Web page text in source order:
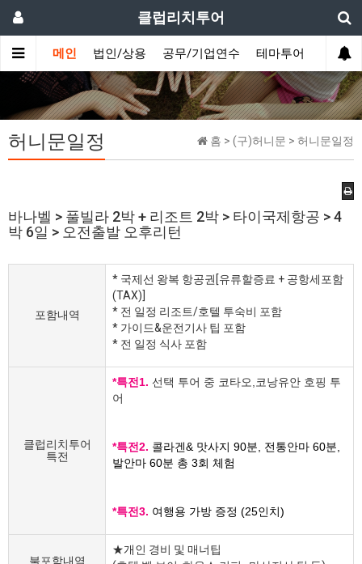
클럽리치투어
메인 법인/상용 공무/기업연수 테마투어 데이투
홈 > (구)허니문 > 허니문일정
허니문일정
바나벨 > 풀빌라 2박 + 리조트 2박 > 타이국제항공 > 4
박 6일 > 오전출발 오후리턴
포함내역
* 국제선 왕복 항공권[유류할증료 + 공항세포함
(TAX)]
* 전 일정 리조트/호텔 투숙비 포함
* 가이드&운전기사 팁 포함
* 전 일정 식사 포함​
클럽리치투어
특전
*특전1. 선택 투어 중 코타오,코낭유안 호핑 투
어
*특전2. 콜라겐& 맛사지 90분, 전통안마 60분,
발안마 60분 총 3회 체험
*특전3. 여행용 가방 증정 (25인치)
불포함내역
★개인 경비 및 매너팁